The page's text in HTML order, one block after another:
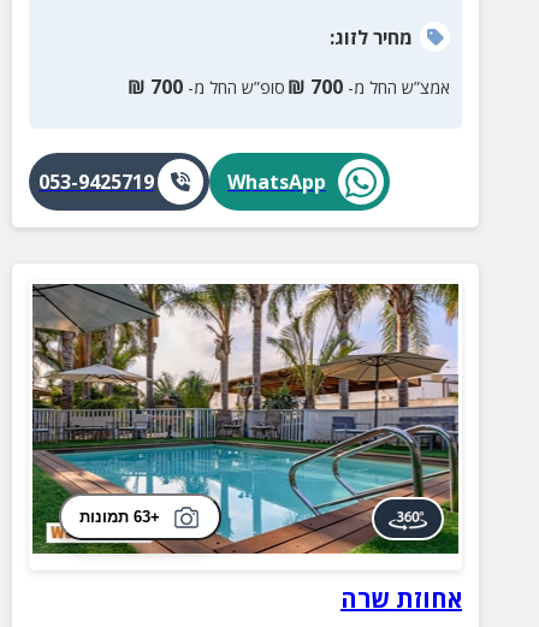
מחירלזוג:
אמצ”ש החל מ- 700
₪ סופ”ש החל מ- 700
₪
WhatsApp
053-9425719
+63 תמונות
אחוזת שרה